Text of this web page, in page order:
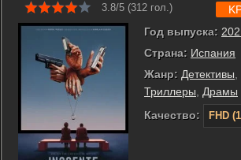
3.8/5 (312 гол.)
Год выпуска:
Страна: Испания
Жанр: Детективы,
Триллеры, Драмы
Качество:
FHD